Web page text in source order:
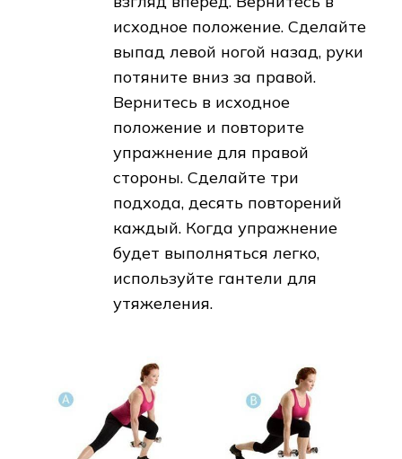
исходное положение. Сделайте
выпад левой ногой назад, руки
потяните вниз за правой.
Вернитесь в исходное
положение и повторите
упражнение для правой
стороны. Сделайте три
подхода, десять повторений
каждый. Когда упражнение
будет выполняться легко,
используйте гантели для
утяжеления.